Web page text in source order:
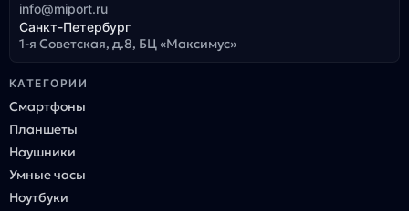
info@miport.ru
Санкт-Петербург
1-я Советская, д.8, БЦ «Максимус»
КАТЕГОРИИ
Смартфоны
Планшеты
Наушники
Умные часы
Ноутбуки